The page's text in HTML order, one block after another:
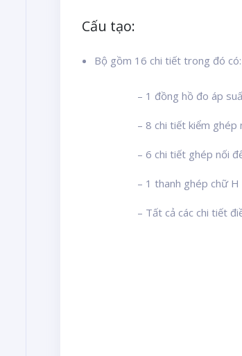
Cấu tạo:
Bộ gồm 16 chi tiết trong đó có:
– 1 đồng hồ đo áp
– 8 chi tiết kiểm
– 6 chi tiết ghép nối
– 1 thanh ghép chữ
– Tất cả các chi tiết